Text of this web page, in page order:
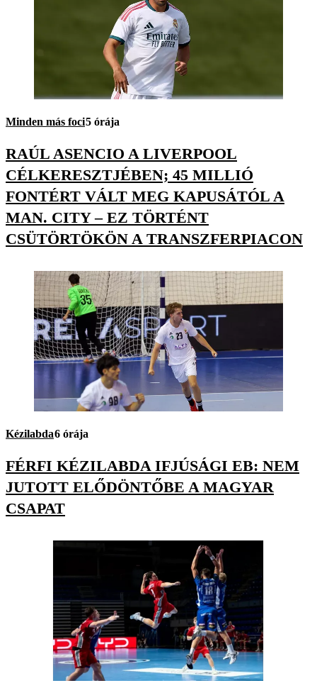
Minden más foci5 órája
RAÚL ASENCIO A LIVERPOOL
CÉLKERESZTJÉBEN; 45 MILLIÓ
FONTÉRT VÁLT MEG KAPUSÁTÓL A
MAN. CITY – EZ TÖRTÉNT
CSÜTÖRTÖKÖN A TRANSZFERPIACON
Kézilabda6 órája
FÉRFI KÉZILABDA IFJÚSÁGI EB: NEM
JUTOTT ELŐDÖNTŐBE A MAGYAR
CSAPAT